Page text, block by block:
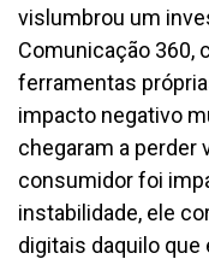
vislumbrou um
Comunicação 360,
ferramentas
impacto negativo
chegaram a perder
consumidor foi
instabilidade, ele
digitais daquilo que